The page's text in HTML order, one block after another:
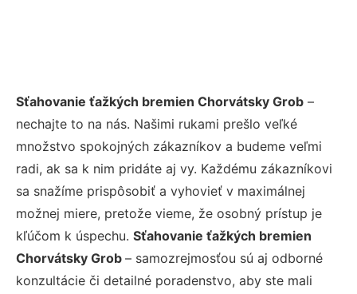
Sťahovanie ťažkých bremien Chorvátsky Grob –
nechajte to na nás. Našimi rukami prešlo veľké
množstvo spokojných zákazníkov a budeme veľmi
radi, ak sa k nim pridáte aj vy. Každému zákazníkovi
sa snažíme prispôsobiť a vyhovieť v maximálnej
možnej miere, pretože vieme, že osobný prístup je
kľúčom k úspechu. Sťahovanie ťažkých bremien
Chorvátsky Grob – samozrejmosťou sú aj odborné
konzultácie či detailné poradenstvo, aby ste mali